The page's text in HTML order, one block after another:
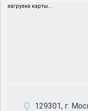
загрузка карты...
129301, г.